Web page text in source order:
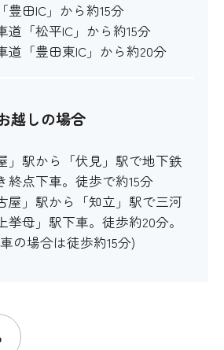
田IC」から約15分
「松平IC」から約15分
「豊田東IC」から約20分
越しの場合
駅から「伏見」駅で地下鉄
終点下車。徒歩で約15分
」駅から「知立」駅で三河
母」駅下車。徒歩約20分。
の場合は徒歩約15分)